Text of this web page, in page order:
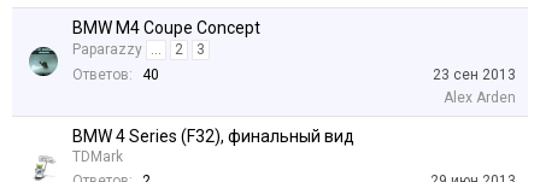
BMW M4 Coupe Concept
Paparazzy ... 2
3
Ответов:
40
23 сен 2013
Alex Arden
BMW 4 Series (F32), финальный вид
TDMark